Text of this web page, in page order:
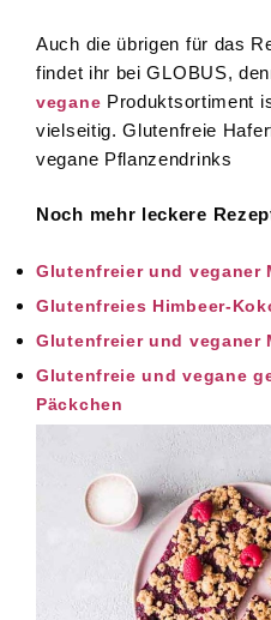
Auch die übrigen für das
findet ihr bei GLOBUS,
vegane Produktsortiment
vielseitig. Glutenfreie
vegane Pflanzendrinks
Noch mehr leckere
Glutenfreier und veganer
Glutenfreies Himbeer-
Glutenfreier und veganer
Glutenfreie und vegane
Päckchen